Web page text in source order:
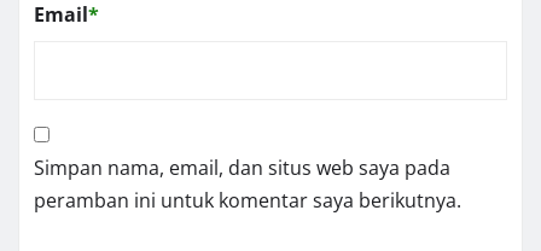
Email*
Simpan nama, email, dan situs web saya pada
peramban ini untuk komentar saya berikutnya.